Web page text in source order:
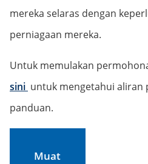
mereka selaras dengan
perniagaan mereka.
Untuk memulakan
sini untuk mengetahui aliran
panduan.
Muat